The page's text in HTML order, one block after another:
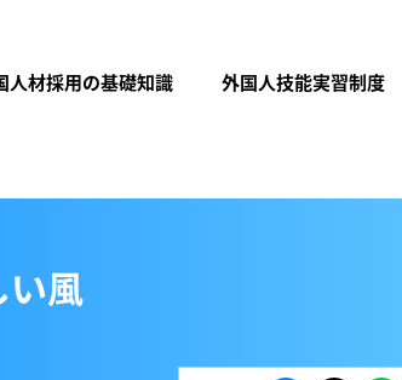
人材採用の基礎知識 外国人技能実習制度
い風